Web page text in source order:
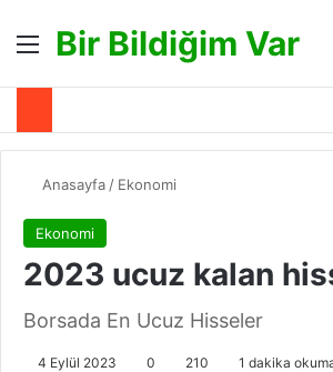
Menü
Bir Bildiğim Var
Anasayfa / Ekonomi
Ekonomi
2023 ucuz kalan
Borsada En Ucuz Hisseler
4 Eylül 2023 0 210 1 dakika